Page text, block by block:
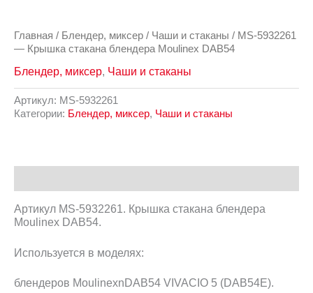
Главная / Блендер, миксер / Чаши и стаканы / MS-5932261
— Крышка стакана блендера Moulinex DAB54
Блендер, миксер, Чаши и стаканы
Артикул: MS-5932261
Категории: Блендер, миксер, Чаши и стаканы
Артикул MS-5932261. Крышка стакана блендера
Moulinex DAB54.
Используется в моделях:
блендеров MoulinexnDAB54 VIVACIO 5 (DAB54E).